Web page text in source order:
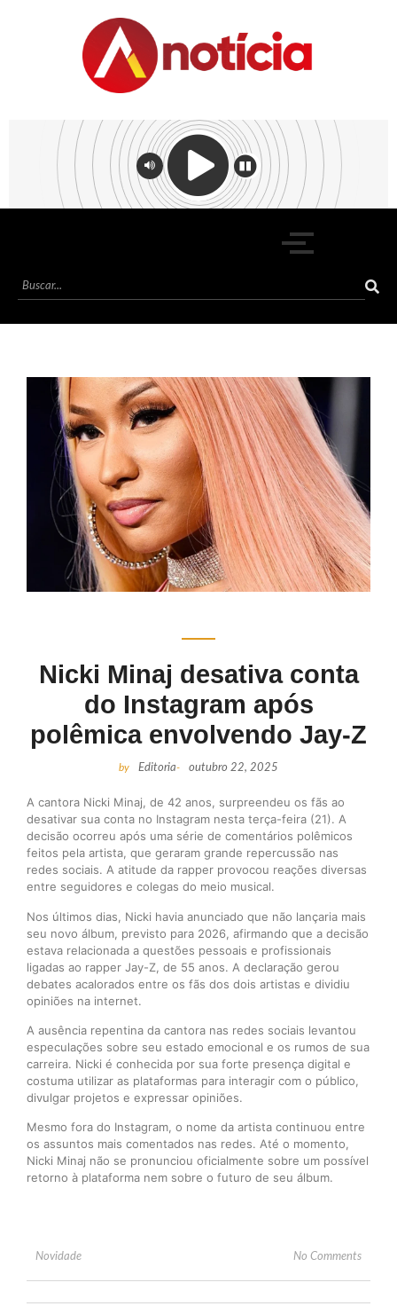
Nicki Minaj desativa conta
do Instagram após
polêmica envolvendo Jay-Z
by Editoria- outubro 22, 2025
A cantora Nicki Minaj, de 42 anos, surpreendeu os fãs ao
desativar sua conta no Instagram nesta terça-feira (21). A
decisão ocorreu após uma série de comentários polêmicos
feitos pela artista, que geraram grande repercussão nas
redes sociais. A atitude da rapper provocou reações diversas
entre seguidores e colegas do meio musical.
Nos últimos dias, Nicki havia anunciado que não lançaria mais
seu novo álbum, previsto para 2026, afirmando que a decisão
estava relacionada a questões pessoais e profissionais
ligadas ao rapper Jay-Z, de 55 anos. A declaração gerou
debates acalorados entre os fãs dos dois artistas e dividiu
opiniões na internet.
A ausência repentina da cantora nas redes sociais levantou
especulações sobre seu estado emocional e os rumos de sua
carreira. Nicki é conhecida por sua forte presença digital e
costuma utilizar as plataformas para interagir com o público,
divulgar projetos e expressar opiniões.
Mesmo fora do Instagram, o nome da artista continuou entre
os assuntos mais comentados nas redes. Até o momento,
Nicki Minaj não se pronunciou oficialmente sobre um possível
retorno à plataforma nem sobre o futuro de seu álbum.
Novidade No Comments